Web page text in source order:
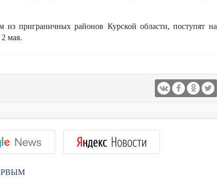
приграничных районов Курской области, поступят на
2 мая.